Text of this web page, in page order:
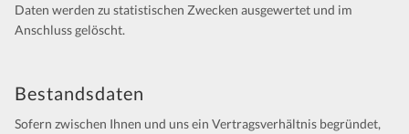
Daten werden zu statistischen Zwecken ausgewertet und im
Anschluss gelöscht.
Bestandsdaten
Sofern zwischen Ihnen und uns ein Vertragsverhältnis begründet,